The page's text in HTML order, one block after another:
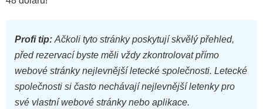
Profi tip: Ačkoli tyto stránky poskytují skvělý přehled,
před rezervací byste měli vždy zkontrolovat přímo
webové stránky nejlevnější letecké společnosti. Letecké
společnosti si často nechávají nejlevnější letenky pro
své vlastní webové stránky nebo aplikace.